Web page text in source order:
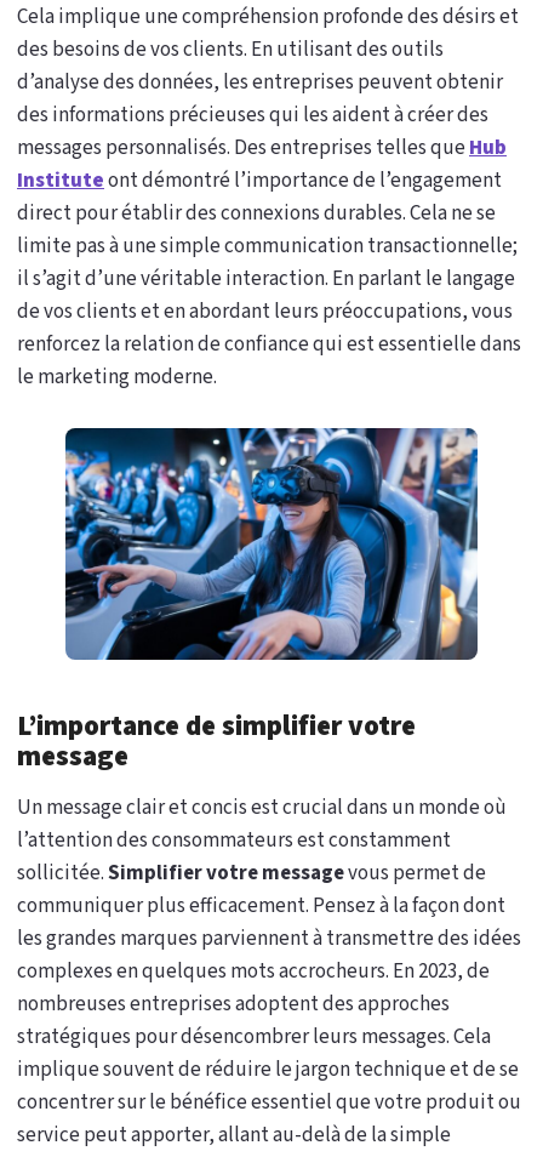
Cela implique une compréhension profonde des désirs et
des besoins de vos clients. En utilisant des outils
d’analyse des données, les entreprises peuvent obtenir
des informations précieuses qui les aident à créer des
messages personnalisés. Des entreprises telles queHub
Instituteont démontré l’importance de l’engagement
direct pour établir des connexions durables. Cela ne se
limite pas à une simple communication transactionnelle;
il s’agit d’une véritable interaction. En parlant le langage
de vos clients et en abordant leurs préoccupations, vous
renforcez la relation de confiance qui est essentielle dans
le marketing moderne.
L’importance de simplifier votre
message
Un message clair et concis est crucial dans un monde où
l’attention des consommateurs est constamment
sollicitée.Simplifier votre messagevous permet de
communiquer plus efficacement. Pensez à la façon dont
les grandes marques parviennent à transmettre des idées
complexes en quelques mots accrocheurs. En 2023, de
nombreuses entreprises adoptent des approches
stratégiques pour désencombrer leurs messages. Cela
implique souvent de réduire le jargon technique et de se
concentrer sur le bénéfice essentiel que votre produit ou
service peut apporter, allant au-delà de la simple